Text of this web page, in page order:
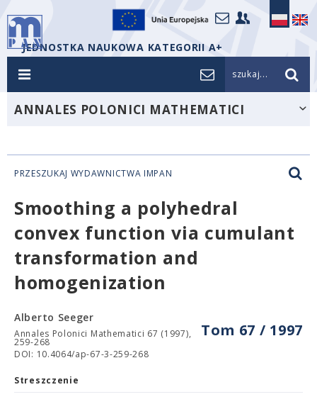
JEDNOSTKA NAUKOWA KATEGORII A+
szukaj...
ANNALES POLONICI MATHEMATICI
PRZESZUKAJ WYDAWNICTWA IMPAN
Smoothing a polyhedral
convex function via cumulant
transformation and
homogenization
Tom 67 / 1997
Alberto Seeger
Annales Polonici Mathematici 67 (1997),
259-268
DOI: 10.4064/ap-67-3-259-268
Streszczenie